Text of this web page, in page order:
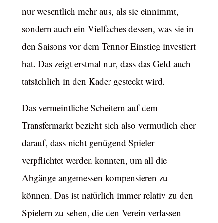
nur wesentlich mehr aus, als sie einnimmt,
sondern auch ein Vielfaches dessen, was sie in
den Saisons vor dem Tennor Einstieg investiert
hat. Das zeigt erstmal nur, dass das Geld auch
tatsächlich in den Kader gesteckt wird.
Das vermeintliche Scheitern auf dem
Transfermarkt bezieht sich also vermutlich eher
darauf, dass nicht genügend Spieler
verpflichtet werden konnten, um all die
Abgänge angemessen kompensieren zu
können. Das ist natürlich immer relativ zu den
Spielern zu sehen, die den Verein verlassen